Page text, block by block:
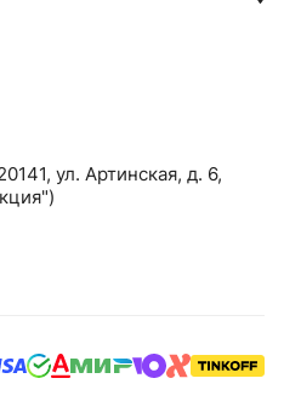
ул. Артинская, д. 6,